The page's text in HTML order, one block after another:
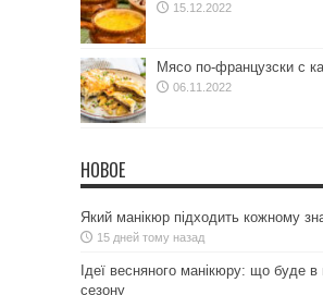
15.12.2022
Мясо по-французски с
06.11.2022
НОВОЕ
Який манікюр підходить кожному
15 дней тому назад
Ідеї весняного манікюру: що буде в
сезону